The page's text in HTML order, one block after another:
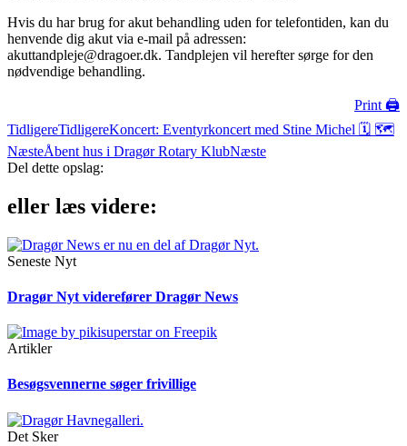
Hvis du har brug for akut behandling uden for telefontiden, kan du
henvende dig akut via e-mail på adressen:
akuttandpleje@dragoer.dk. Tandplejen vil herefter sørge for den
nødvendige behandling.
Print 🖨
TidligereTidligereKoncert: Eventyrkoncert med Stine Michel 🗓 🗺
NæsteÅbent hus i Dragør Rotary KlubNæste
Del dette opslag:
eller læs videre:
Seneste Nyt
Dragør Nyt viderefører Dragør News
Artikler
Besøgsvennerne søger frivillige
Det Sker